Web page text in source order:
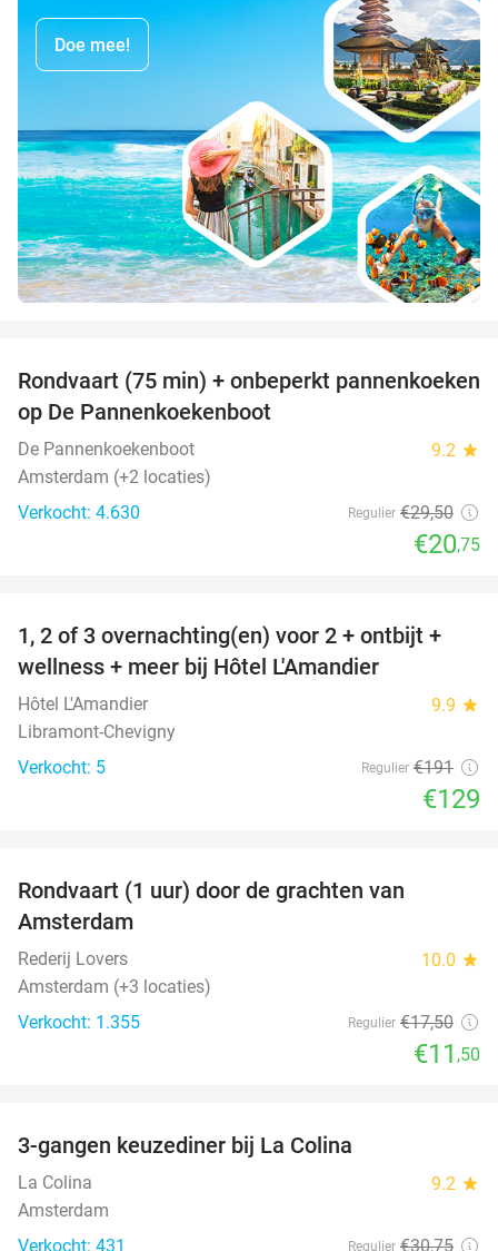
Doe mee!
30%
Rondvaart (75 min) + onbeperkt pannenkoeken
op De Pannenkoekenboot
De Pannenkoekenboot 9.2 star
Amsterdam (+2 locaties)
Verkocht: 4.630
Regulier €29,50
€20,75
32%
TODAY
1, 2 of 3 overnachting(en) voor 2 + ontbijt +
wellness + meer bij Hôtel L'Amandier
Hôtel L'Amandier 9.9 star
Libramont-Chevigny
Verkocht: 5
Regulier €191
€129
Rondvaart (1 uur) door de grachten van
Amsterdam
Rederij Lovers 10.0 star
Amsterdam (+3 locaties)
Verkocht: 1.355
Regulier €17,50
€11 ,50
3-gangen keuzediner bij La Colina
La Colina 9.2 star
Amsterdam
Verkocht: 431
Regulier €30,75